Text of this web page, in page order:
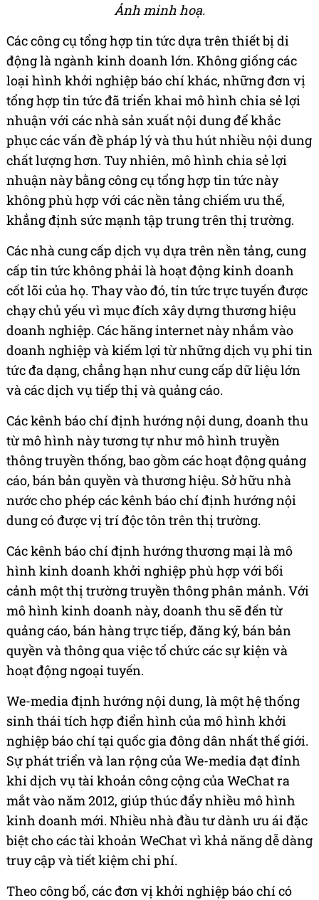
Ảnh minh hoạ.
Các công cụ tổng hợp tin tức dựa trên thiết bị di
động là ngành kinh doanh lớn. Không giống các
loại hình khởi nghiệp báo chí khác, những đơn vị
tổng hợp tin tức đã triển khai mô hình chia sẻ lợi
nhuận với các nhà sản xuất nội dung để khắc
phục các vấn đề pháp lý và thu hút nhiều nội dung
chất lượng hơn. Tuy nhiên, mô hình chia sẻ lợi
nhuận này bằng công cụ tổng hợp tin tức này
không phù hợp với các nền tảng chiếm ưu thế,
khẳng định sức mạnh tập trung trên thị trường.
Các nhà cung cấp dịch vụ dựa trên nền tảng, cung
cấp tin tức không phải là hoạt động kinh doanh
cốt lõi của họ. Thay vào đó, tin tức trực tuyến được
chạy chủ yếu vì mục đích xây dựng thương hiệu
doanh nghiệp. Các hãng internet này nhắm vào
doanh nghiệp và kiếm lợi từ những dịch vụ phi tin
tức đa dạng, chẳng hạn như cung cấp dữ liệu lớn
và các dịch vụ tiếp thị và quảng cáo.
Các kênh báo chí định hướng nội dung, doanh thu
từ mô hình này tương tự như mô hình truyền
thông truyền thống, bao gồm các hoạt động quảng
cáo, bán bản quyền và thương hiệu. Sở hữu nhà
nước cho phép các kênh báo chí định hướng nội
dung có được vị trí độc tôn trên thị trường.
Các kênh báo chí định hướng thương mại là mô
hình kinh doanh khởi nghiệp phù hợp với bối
cảnh một thị trường truyền thông phân mảnh. Với
mô hình kinh doanh này, doanh thu sẽ đến từ
quảng cáo, bán hàng trực tiếp, đăng ký, bán bản
quyền và thông qua việc tổ chức các sự kiện và
hoạt động ngoại tuyến.
We-media định hướng nội dung, là một hệ thống
sinh thái tích hợp điển hình của mô hình khởi
nghiệp báo chí tại quốc gia đông dân nhất thế giới.
Sự phát triển và lan rộng của We-media đạt đỉnh
khi dịch vụ tài khoản công cộng của WeChat ra
mắt vào năm 2012, giúp thúc đẩy nhiều mô hình
kinh doanh mới. Nhiều nhà đầu tư dành ưu ái đặc
biệt cho các tài khoản WeChat vì khả năng dễ dàng
truy cập và tiết kiệm chi phí.
Theo công bố, các đơn vị khởi nghiệp báo chí có